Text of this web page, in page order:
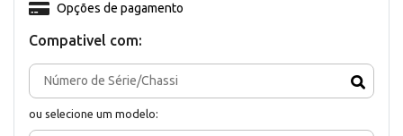
Compativel com:
ou selecione um modelo:
Opções de pagamento